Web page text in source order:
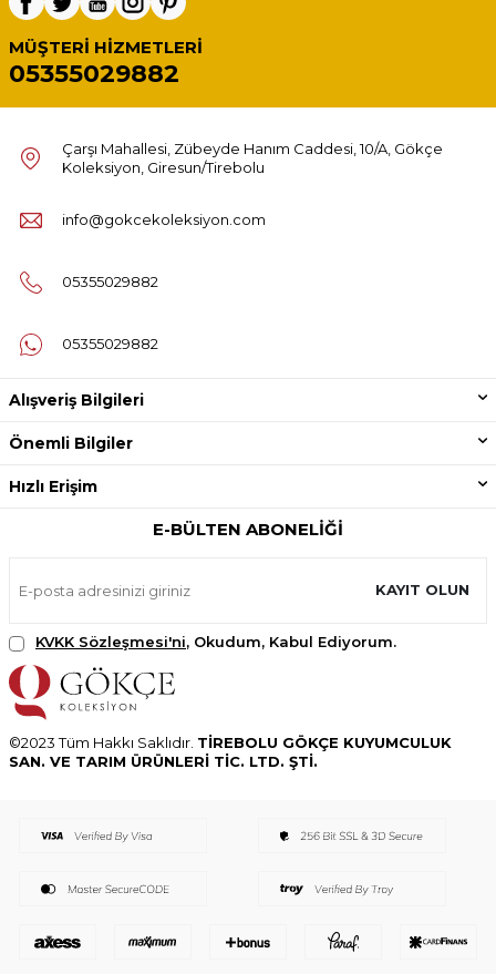
MÜŞTERI HIZMETLERI
05355029882
Çarşı Mahallesi, Zübeyde Hanım Caddesi, 10/A, Gökçe
Koleksiyon, Giresun/Tirebolu
info@gokcekoleksiyon.com
05355029882
05355029882
Alışveriş Bilgileri
Önemli Bilgiler
Hızlı Erişim
E-BÜLTEN ABONELIĞI
KAYIT OLUN
KVKK Sözleşmesi'ni, Okudum, Kabul Ediyorum.
©2023 Tüm Hakkı Saklıdır. TİREBOLU GÖKÇE KUYUMCULUK
SAN. VE TARIM ÜRÜNLERİ TİC. LTD. ŞTİ.